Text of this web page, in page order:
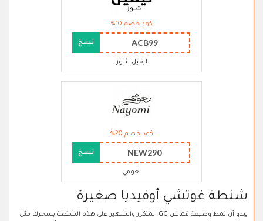
كود خصم 10%
ACB99 نسخ
ليفيل شوز
كود خصم 20%
NEW290 نسخ
نعومي
شنطة غوتشي أوفيديا صغيرة
يبدو أن نمط وطبعة قماش GG المتكرر والشهير على هذه الشنطة يسحرك مثل